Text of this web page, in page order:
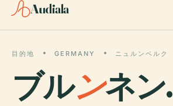
Audiala
目的地 GERMANY ニュルンベルク
ブルンネン.